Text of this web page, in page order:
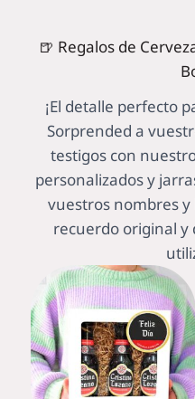
🍺 Regalos de
¡El detalle perfecto
Sorprended a
testigos con
personalizados y
vuestros nombres y
recuerdo original y